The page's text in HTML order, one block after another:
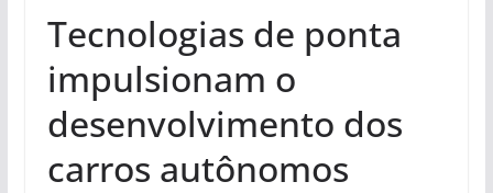
Tecnologias de ponta
impulsionam o
desenvolvimento dos
carros autônomos